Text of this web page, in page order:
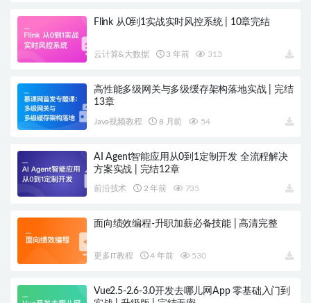
Flink 从0到1实战实时风控系统 | 10章完结
云计算&大数据 3 年前 313
高性能多级网关与多级缓存架构落地实战 | 完结
13章
Java视频教程 8 月前 54
AI Agent智能应用从0到1定制开发 全流程解决
方案实战 | 完结12章
前沿技术 2 年前 735
面向绩效编程-升职加薪必备技能 | 高清完整
更多IT教程 4 年前 530
Vue2.5-2.6-3.0开发去哪儿网App 零基础入门到